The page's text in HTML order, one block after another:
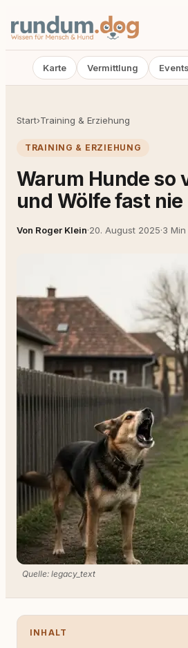
Karte Vermittlung Events
Start›Training & Erziehung
TRAINING & ERZIEHUNG
Warum Hunde so
und Wölfe fast nie
Von Roger Klein·20. August 2025·3
Quelle: legacy_text
INHALT